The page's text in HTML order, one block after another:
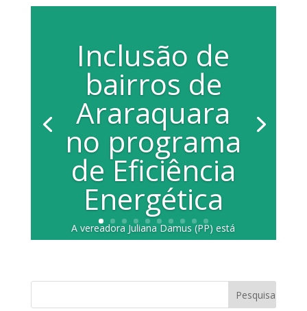
Inclusão de
bairros de
Araraquara
no programa
de Eficiência
Energética
A vereadora Juliana Damus (PP) está
solicitou à CPFL, por meio de ofício, a